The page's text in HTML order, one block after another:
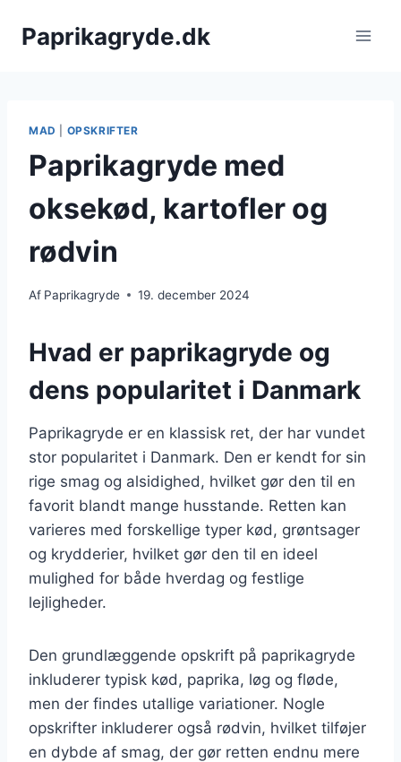
Paprikagryde.dk
MAD OPSKRIFTER
Paprikagryde med
oksekød, kartofler og
rødvin
Af Paprikagryde 19. december 2024
Hvad er paprikagryde og
dens popularitet i Danmark
Paprikagryde er en klassisk ret, der har vundet
stor popularitet i Danmark. Den er kendt for sin
rige smag og alsidighed, hvilket gør den til en
favorit blandt mange husstande. Retten kan
varieres med forskellige typer kød, grøntsager
og krydderier, hvilket gør den til en ideel
mulighed for både hverdag og festlige
lejligheder.
Den grundlæggende opskrift på paprikagryde
inkluderer typisk kød, paprika, løg og fløde,
men der findes utallige variationer. Nogle
opskrifter inkluderer også rødvin, hvilket tilføjer
en dybde af smag, der gør retten endnu mere